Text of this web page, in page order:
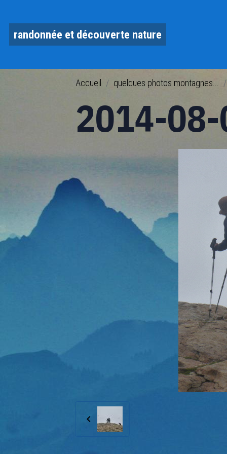
randonnée et découverte nature
Accueil quelques photos montagnes...
2014-